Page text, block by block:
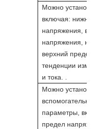
Можно
включая:
напряжения,
напряжения,
верхний
тенденции
и тока. .
Можно
параметры,
предел